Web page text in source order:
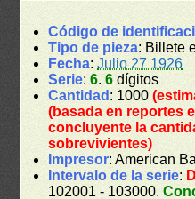
Código de
Tipo de pieza: Billete
Fecha:Julio 27 1926
Serie:6.6 dígitos
Cantidad : 1000
(basada en reportes
concluyente la
sobrevivientes)
Impresor: American
Intervalo de la serie:
102001 - 103000.